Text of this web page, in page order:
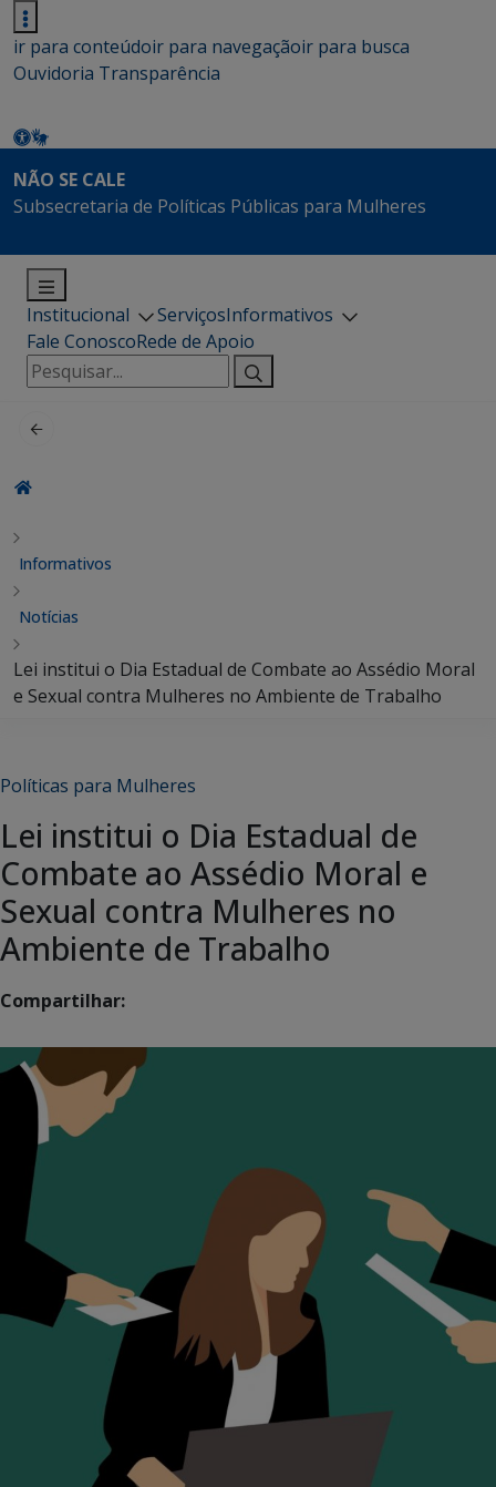
ir para conteúdoir para navegaçãoir para busca
Ouvidoria Transparência
NÃO SE CALE
Subsecretaria de Políticas Públicas para Mulheres
Institucional ServiçosInformativos
Fale ConoscoRede de Apoio
Pesquisar
por:
Informativos
Notícias
Lei institui o Dia Estadual de Combate ao Assédio Moral
e Sexual contra Mulheres no Ambiente de Trabalho
Políticas para Mulheres
Lei institui o Dia Estadual de
Combate ao Assédio Moral e
Sexual contra Mulheres no
Ambiente de Trabalho
Compartilhar: